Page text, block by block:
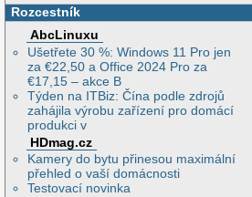
Rozcestník
AbcLinuxu
Ušetřete 30 %: Windows 11 Pro jen
za €22,50 a Office 2024 Pro za
€17,15 – akce B
Týden na ITBiz: Čína podle zdrojů
zahájila výrobu zařízení pro domácí
produkci v
HDmag.cz
Kamery do bytu přinesou maximální
přehled o vaší domácnosti
Testovací novinka